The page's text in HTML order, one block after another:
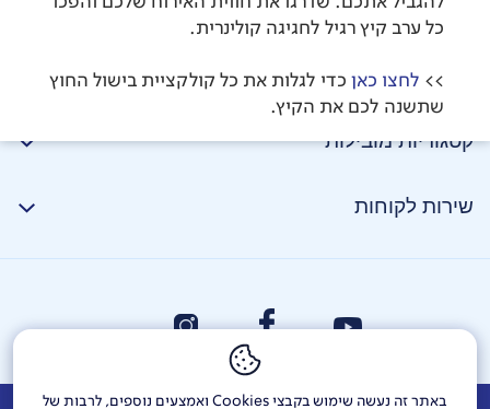
באתר זה נעשה שימוש בקבצי Cookies ואמצעים נוספים, לרבות של
כל ערב קיץ רגיל לחגיגה קולינרית.
>>לחצו כאן כדי לגלות את כל קולקציית בישול החוץ
שתשנה לכם את הקיץ.
קטגוריות מובילות
שירות לקוחות